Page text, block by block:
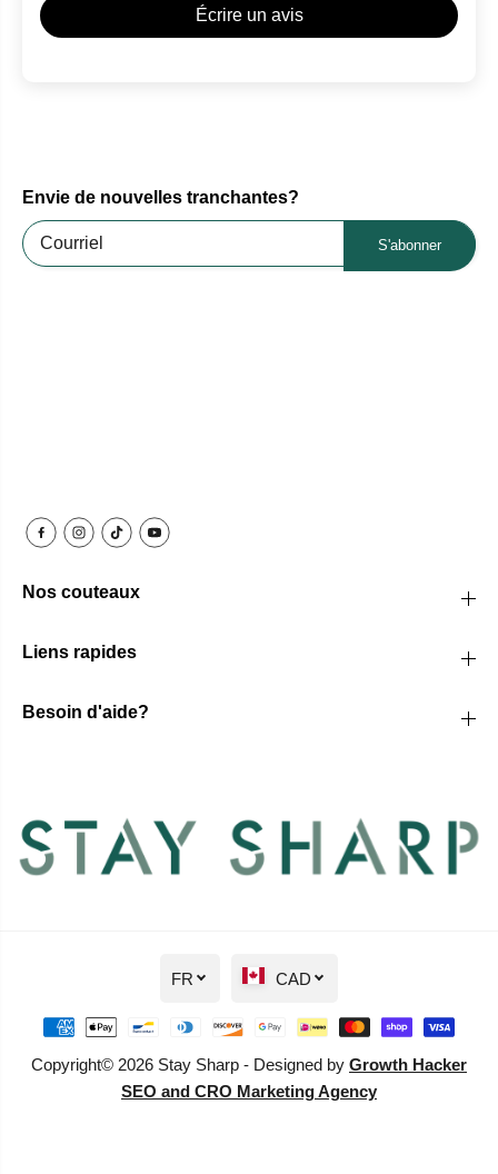
Écrire un avis
Envie de nouvelles tranchantes?
S'abonner
Nos couteaux
Liens rapides
Besoin d'aide?
Copyright© 2026 Stay Sharp - Designed by Growth Hacker
SEO and CRO Marketing Agency
FR CAD